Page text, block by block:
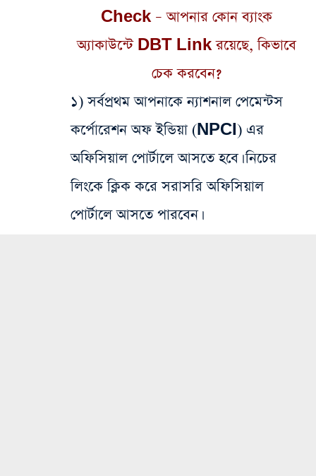
Check – আপনার কোন ব্যাংক
অ্যাকাউন্টে DBT Link রয়েছে, কিভাবে
চেক করবেন?
১) সর্বপ্রথম আপনাকে ন্যাশনাল পেমেন্টস
কর্পোরেশন অফ ইন্ডিয়া (NPCI) এর
অফিসিয়াল পোর্টালে আসতে হবে। নিচের
লিংকে ক্লিক করে সরাসরি অফিসিয়াল
পোর্টালে আসতে পারবেন।